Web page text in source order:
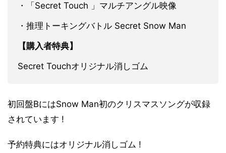
・「Secret Touch 」マルチアングル映像
・推理トーキングバトル Secret Snow Man
【購入者特典】
Secret Touchオリジナル消しゴム
初回盤BにはSnow Man初のクリスマスソングが収録
されています !
予約特典にはオリジナル消しゴム !